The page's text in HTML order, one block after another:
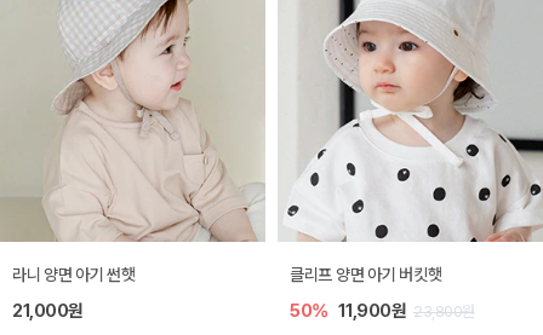
라니 양면 아기 썬햇
21,000원
클리프 양면 아기 버킷햇
50% 11,900원 23,800원